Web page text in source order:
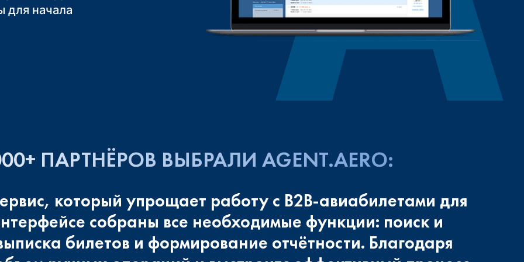
для начала
и приятным
комбинировать
Это
ПАРТНЁРОВ ВЫБРАЛИ AGENT.AERO:
который упрощает работу с B2B‑авиабилетами для
собраны все необходимые функции: поиск и
билетов и формирование отчётности. Благодаря